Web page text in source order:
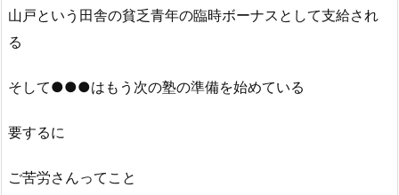
山戸という田舎の貧乏青年の臨時ボーナスとして支給され
る
そして●●●はもう次の塾の準備を始めている
要するに
ご苦労さんってこと